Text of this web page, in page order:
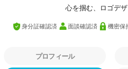
心を掴む、ロゴデザ
身分証確認済 面談確認済 機密保
プロフィール